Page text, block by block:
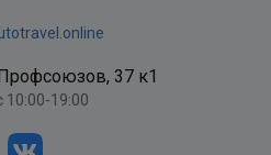
Профсоюзов, 37 к1
10:00-19:00